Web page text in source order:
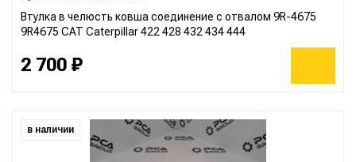
Втулка в челюсть ковша соединение с отвалом 9R-4675
9R4675 CAT Caterpillar 422 428 432 434 444
2 700 ₽
в наличии